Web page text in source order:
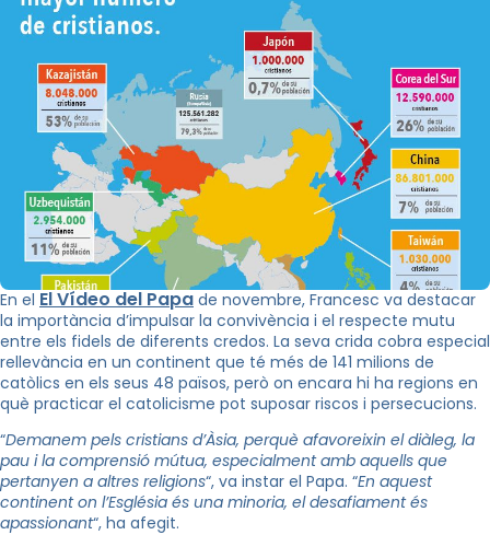
En el El Vídeo del Papa de novembre, Francesc va destacar
la importància d’impulsar la convivència i el respecte mutu
entre els fidels de diferents credos. La seva crida cobra especial
rellevància en un continent que té més de 141 milions de
catòlics en els seus 48 països, però on encara hi ha regions en
què practicar el catolicisme pot suposar riscos i persecucions.
“Demanem pels cristians d’Àsia, perquè afavoreixin el diàleg, la
pau i la comprensió mútua, especialment amb aquells que
pertanyen a altres religions“, va instar el Papa. “En aquest
continent on l’Església és una minoria, el desafiament és
apassionant“, ha afegit.